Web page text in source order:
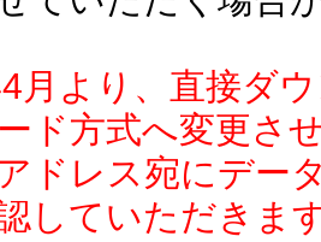
月より、直接ダ
ド方式へ変更さ
ドレス宛にデー
していただきま